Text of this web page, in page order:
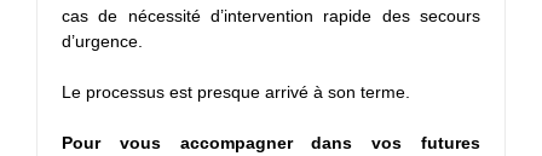
cas de nécessité d’intervention rapide des secours
d’urgence.
Le processus est presque arrivé à son terme.
Pour vous accompagner dans vos futures